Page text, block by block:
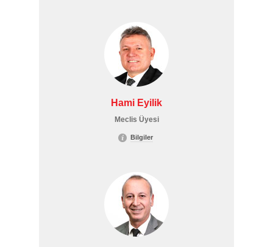
Hami Eyilik
Meclis Üyesi
Bilgiler